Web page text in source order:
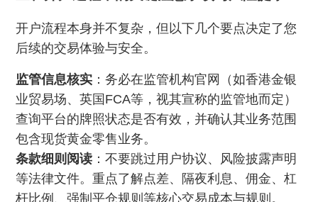
开户流程本身并不复杂，但以下几个要点决定了您
后续的交易体验与安全。
监管信息核实 ：务必在监管机构官网（如香港金银
业贸易场、英国FCA等，视其宣称的监管地而定）
查询平台的牌照状态是否有效，并确认其业务范围
包含现货黄金零售业务。
条款细则阅读 ：不要跳过用户协议、风险披露声明
等法律文件。重点了解点差、隔夜利息、佣金、杠
杆比例、强制平仓规则等核心交易成本与规则。